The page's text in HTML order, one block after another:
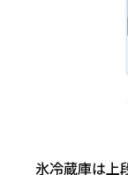
氷冷蔵庫は上